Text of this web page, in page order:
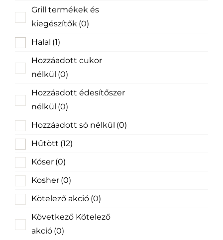
Grill termékek és
kiegészítők (0)
Halal (1)
Hozzáadott cukor
nélkül (0)
Hozzáadott édesítőszer
nélkül (0)
Hozzáadott só nélkül (0)
Hűtött (12)
Kóser (0)
Kosher (0)
Kötelező akció (0)
Következő Kötelező
akció (0)